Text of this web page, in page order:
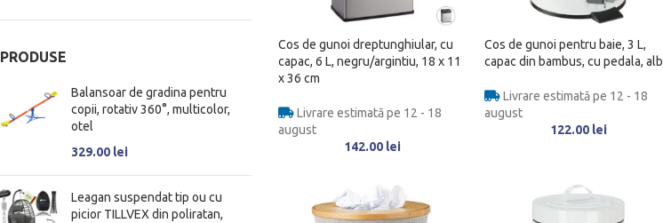
PRODUSE
Balansoar de gradina pentru
copii, rotativ 360°, multicolor,
otel
329.00 lei
Leagan suspendat tip ou cu
picior TILLVEX din poliratan,
Cos de gunoi dreptunghiular, cu
capac, 6 L, negru/argintiu, 18 x 11
x 36 cm
Livrare estimată pe 12 - 18
august
142.00 lei
Cos de gunoi pentru baie, 3 L,
capac din bambus, cu pedala, alb
Livrare estimată pe 12 - 18
august
122.00 lei